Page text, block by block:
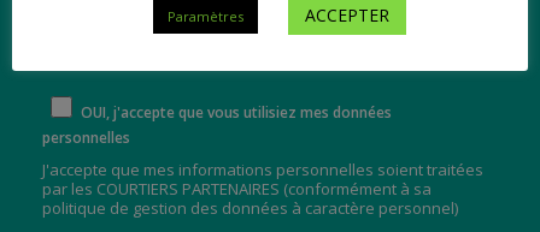
OUI, j'accepte que vous utilisiez mes données
personnelles
J'accepte que mes informations personnelles soient traitées
par les COURTIERS PARTENAIRES (conformément à sa
politique de gestion des données à caractère personnel)
Paramètres ACCEPTER